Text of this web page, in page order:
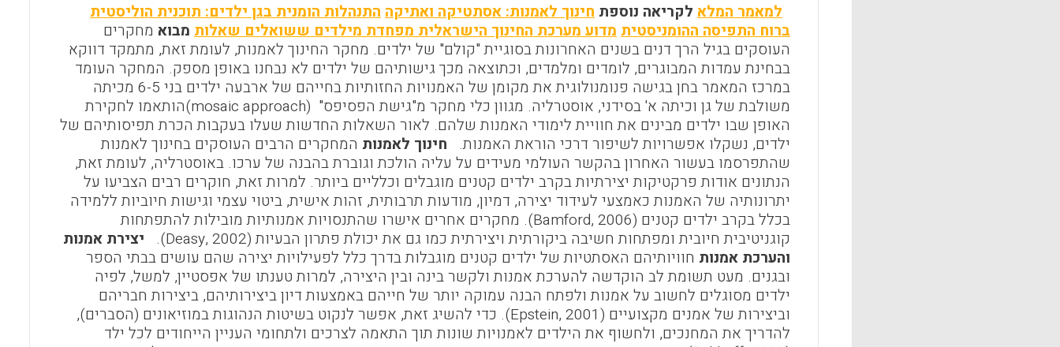
למאמר המלא לקריאה נוספת חינוך לאמנות: אסתטיקה ואתיקההתנהלות הומנית בגן ילדים: תוכנית הוליסטית
ברוח התפיסה ההומניסטיתמדוע מערכת החינוך הישראלית מפחדת מילדים ששואלים שאלות מבוא מחקרים
העוסקים בגיל הרך דנים בשנים האחרונות בסוגיית "קולם" של ילדים. מחקר החינוך לאמנות, לעומת זאת, מתמקד דווקא
בבחינת עמדות המבוגרים, לומדים ומלמדים, וכתוצאה מכך גישותיהם של ילדים לא נבחנו באופן מספק. המחקר העומד
במרכז המאמר בחן בגישה פנומנולוגית את מקומן של האמנויות החזותיות בחייהם של ארבעה ילדים בני 6-5 מכיתה
משולבת של גן וכיתה א' בסידני, אוסטרליה. מגוון כלי מחקר מ"גישת הפסיפס" (mosaic approach)הותאמו לחקירת
האופן שבו ילדים מבינים את חוויית לימודי האמנות שלהם. לאור השאלות החדשות שעלו בעקבות הכרת תפיסותיהם של
ילדים, נשקלו אפשרויות לשיפור דרכי הוראת האמנות. חינוך לאמנות המחקרים הרבים העוסקים בחינוך לאמנות
שהתפרסמו בעשור האחרון בהקשר העולמי מעידים על עליה הולכת וגוברת בהבנה של ערכו. באוסטרליה, לעומת זאת,
הנתונים אודות פרקטיקות יצירתיות בקרב ילדים קטנים מוגבלים וכלליים ביותר. למרות זאת, חוקרים רבים הצביעו על
יתרונותיה של האמנות כאמצעי לעידוד יצירה, דמיון, מודעות תרבותית, זהות אישית, ביטוי עצמי וגישות חיוביות ללמידה
בכלל בקרב ילדים קטנים (Bamford, 2006). מחקרים אחרים אישרו שהתנסויות אמנותיות מובילות להתפתחות
קוגניטיבית חיובית ומפתחות חשיבה ביקורתית ויצירתית כמו גם את יכולת פתרון הבעיות (Deasy, 2002).
יצירת אמנות
והערכת אמנות חוויותיהם האסתטיות של ילדים קטנים מוגבלות בדרך כלל לפעילויות יצירה שהם עושים בבתי הספר
ובגנים. מעט תשומת לב הוקדשה להערכת אמנות ולקשר בינה ובין היצירה, למרות טענתו של אפסטיין, למשל, לפיה
ילדים מסוגלים לחשוב על אמנות ולפתח הבנה עמוקה יותר של חייהם באמצעות דיון ביצירותיהם, ביצירות חבריהם
וביצירות של אמנים מקצועיים (Epstein, 2001). כדי להשיג זאת, אפשר לנקוט בשיטות הנהוגות במוזיאונים (הסברים),
להדריך את המחנכים, ולחשוף את הילדים לאמנויות שונות תוך התאמה לצרכים ולתחומי העניין הייחודים לכל ילד